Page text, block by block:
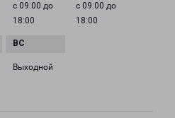
с 09:00 до
18:00
с 09:00 до
18:00
Выходной